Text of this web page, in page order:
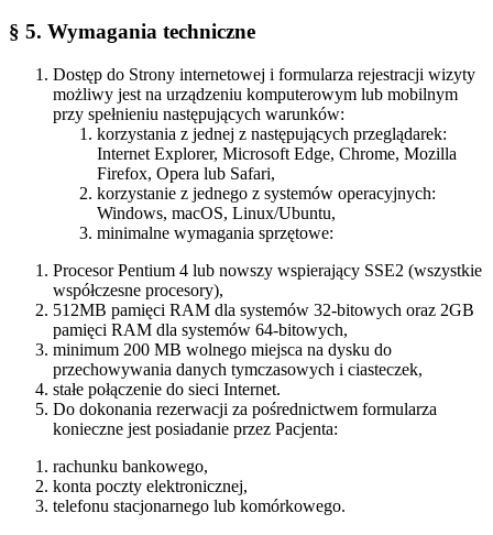
§ 5. Wymagania techniczne
Dostęp do Strony internetowej i formularza rejestracji wizyty
możliwy jest na urządzeniu komputerowym lub mobilnym
przy spełnieniu następujących warunków:
korzystania z jednej z następujących przeglądarek:
Internet Explorer, Microsoft Edge, Chrome, Mozilla
Firefox, Opera lub Safari,
korzystanie z jednego z systemów operacyjnych:
Windows, macOS, Linux/Ubuntu,
minimalne wymagania sprzętowe:
Procesor Pentium 4 lub nowszy wspierający SSE2 (wszystkie
współczesne procesory),
512MB pamięci RAM dla systemów 32-bitowych oraz 2GB
pamięci RAM dla systemów 64-bitowych,
minimum 200 MB wolnego miejsca na dysku do
przechowywania danych tymczasowych i ciasteczek,
stałe połączenie do sieci Internet.
Do dokonania rezerwacji za pośrednictwem formularza
konieczne jest posiadanie przez Pacjenta:
rachunku bankowego,
konta poczty elektronicznej,
telefonu stacjonarnego lub komórkowego.